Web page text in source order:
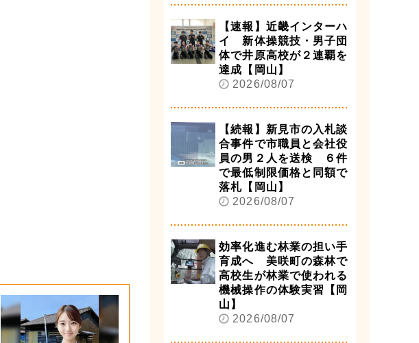
【速報】近畿インターハ
イ 新体操競技・男子団
体で井原高校が２連覇を
達成【岡山】
2026/08/07
【続報】新見市の入札談
合事件で市職員と会社役
員の男２人を送検 ６件
で最低制限価格と同額で
落札【岡山】
2026/08/07
効率化進む林業の担い手
育成へ 美咲町の森林で
高校生が林業で使われる
機械操作の体験実習【岡
山】
2026/08/07